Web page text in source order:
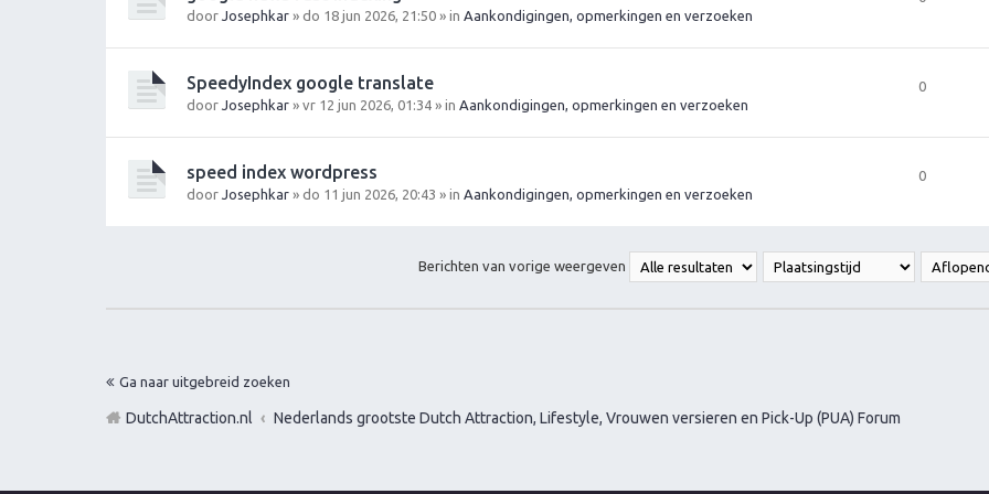
door Josephkar » do 18 jun 2026, 21:50 » in Aankondigingen, opmerkingen en verzoeken
SpeedyIndex google translate
door Josephkar » vr 12 jun 2026, 01:34 » in Aankondigingen, opmerkingen en verzoeken
0
speed index wordpress
door Josephkar » do 11 jun 2026, 20:43 » in Aankondigingen, opmerkingen en verzoeken
0
Berichten van vorige weergeven
Ga naar uitgebreid zoeken
DutchAttraction.nl Nederlands grootste Dutch Attraction, Lifestyle, Vrouwen versieren en Pick-Up (PUA) Forum